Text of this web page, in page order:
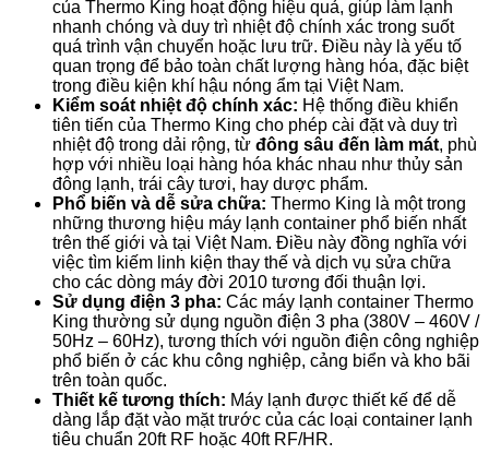
của Thermo King hoạt động hiệu quả, giúp làm lạnh
nhanh chóng và duy trì nhiệt độ chính xác trong suốt
quá trình vận chuyển hoặc lưu trữ. Điều này là yếu tố
quan trọng để bảo toàn chất lượng hàng hóa, đặc biệt
trong điều kiện khí hậu nóng ẩm tại Việt Nam.
Kiểm soát nhiệt độ chính xác: Hệ thống điều khiển
tiên tiến của Thermo King cho phép cài đặt và duy trì
nhiệt độ trong dải rộng, từ đông sâu đến làm mát, phù
hợp với nhiều loại hàng hóa khác nhau như thủy sản
đông lạnh, trái cây tươi, hay dược phẩm.
Phổ biến và dễ sửa chữa: Thermo King là một trong
những thương hiệu máy lạnh container phổ biến nhất
trên thế giới và tại Việt Nam. Điều này đồng nghĩa với
việc tìm kiếm linh kiện thay thế và dịch vụ sửa chữa
cho các dòng máy đời 2010 tương đối thuận lợi.
Sử dụng điện 3 pha: Các máy lạnh container Thermo
King thường sử dụng nguồn điện 3 pha (380V – 460V /
50Hz – 60Hz), tương thích với nguồn điện công nghiệp
phổ biến ở các khu công nghiệp, cảng biển và kho bãi
trên toàn quốc.
Thiết kế tương thích: Máy lạnh được thiết kế để dễ
dàng lắp đặt vào mặt trước của các loại container lạnh
tiêu chuẩn 20ft RF hoặc 40ft RF/HR.